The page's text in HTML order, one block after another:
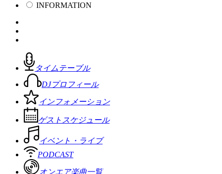
INFORMATION
タイムテーブル
DJプロフィール
インフォメーション
ゲストスケジュール
イベント・ライブ
PODCAST
オンエア楽曲一覧